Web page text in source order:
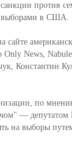
против
выборами в США.
сайте
Only News,
Константин
по
— депутатом
на выборы